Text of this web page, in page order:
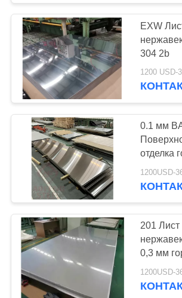
катушка
листа
EXW
304 2b
0.1 мм
отделка
201 Лист
0,3 мм